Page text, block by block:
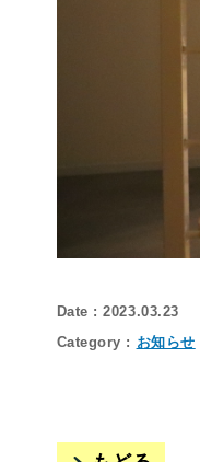
2023.03.23
お知らせ